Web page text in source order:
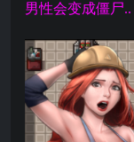
男性会变成僵尸..